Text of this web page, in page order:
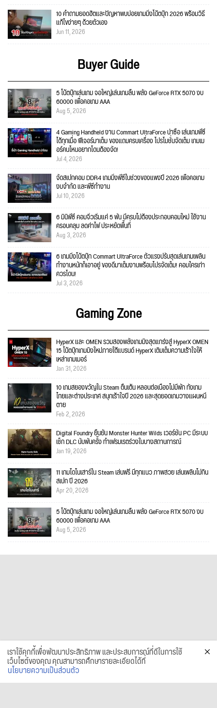
10 คำถามยอดฮิตและปัญหาพบบ่อยเกมมิ่งโน้ตบุ๊ก 2026 พร้อมวิธี
แก้ไขง่ายๆ ด้วยตัวเอง
Jun 11, 2026
Buyer Guide
5 โน้ตบุ๊กเล่นเกม จอใหญ่เล่นเกมลื่น พลัง GeForce RTX 5070 งบ
60000 เพื่อคอเกม AAA
Aug 5, 2026
4 Gaming Handheld งาน Commart UltraForce น่าซื้อ เล่นเกมพีซี
ได้ทุกเมื่อ ฟีเจอร์มาเต็ม ของแถมครบเครื่อง โปรโมชั่นจัดเต็ม เกมเม
อร์คนไหนอยากโดนต้องจัด!
Jul 4, 2026
จัดสเปกคอม DDR4 เกมมิ่งพีซีในช่วงของแพงปี 2026 เพื่อคอเกม
งบจำกัด และพีซีทำงาน
Jul 10, 2026
6 มินิพีซี คอมจิ๋วเริ่มแค่ 5 พัน มีครบไม่ต้องประกอบคอมใหม่ ใช้งาน
ครอบคลุม ลดค่าไฟ ประหยัดพื้นที่
Aug 3, 2026
6 เกมมิ่งโน้ตบุ๊ก Commart UltraForce ตัวแรงปรับสุดเล่นเกมเพลิน
ทำงานหนักก็เอาอยู่ ของดีมาเต็มงานพร้อมโปรจัดเต็ม! คอมใครเก่า
ควรโดน!
Jul 3, 2026
Gaming Zone
HyperX และ OMEN รวมสองพลังเกมมิงสุดแกร่งสู่ HyperX OMEN
15 โน้ตบุ๊กเกมมิงใหม่ภายใต้แบรนด์ HyperX เติมเต็มความเร้าใจให้
เหล่าเกมเมอร์
Jan 31, 2026
10 เกมสยองขวัญใน Steam ตื่นเต้น หลอนต่อเนื่องไม่มีพัก ทั้งเกม
ไทยและต่างประเทศ สนุกเร้าใจปี 2026 และสุดยอดเกมวางแผนหนี
ตาย
Feb 2, 2026
Digital Foundry ยืนยัน Monster Hunter Wilds เวอร์ชัน PC มีระบบ
เช็ก DLC นับพันครั้ง ทำเฟรมเรตร่วงในบางสถานการณ์
Jan 19, 2026
11 เกมไดโนเสาร์ใน Steam เล่นฟรี มีทุกแนว ภาพสวย เล่นเพลินไม่กิน
สเปก ปี 2026
Apr 20, 2026
5 โน้ตบุ๊กเล่นเกม จอใหญ่เล่นเกมลื่น พลัง GeForce RTX 5070 งบ
60000 เพื่อคอเกม AAA
Aug 5, 2026
เราใช้คุกกี้เพื่อพัฒนาประสิทธิภาพ และประสบการณ์ที่ดีในการใช้
เว็บไซต์ของคุณ คุณสามารถศึกษารายละเอียดได้ที่
นโยบายความเป็นส่วนตัว